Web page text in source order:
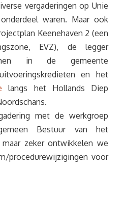
vergaderingen op Unie
waren. Maar ook
Keenehaven 2 (een
EVZ), de legger
in de gemeente
en het
langs het Hollands Diep
met de werkgroep
Bestuur van het
maar zeker ontwikkelen we
procedurewijzigingen voor